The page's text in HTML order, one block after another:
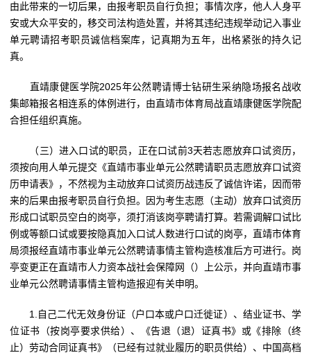
由此带来的一切后果，由报考职员自行负担；事情次序，他人人身平
安或大众平安的，移交司法构造处置，并将其违纪违规举动记入事业
单元聘请招考职员诚信档案库，记真期为五年，出格紧张的持久记
真。
直靖康健医学院2025年公然聘请博士钻研生采纳隐场报名战收
集邮箱报名相连系的体例进行，由直靖市体育局战直靖康健医学院配
合担任组织真施。
（三）进入口试的职员，正在口试前3天若志愿放弃口试资历，
须按向用人单元提交《直靖市事业单元公然聘请职员志愿放弃口试资
历申请表》，不然视为主动放弃口试资历战违反了诚信许诺，因而带
来的后果由报考职员自行负担。因为考生志愿（主动）放弃口试资历
形成口试职员空白的岗亭，须打消该岗亭聘请打算。若需调解口试比
例或等额口试或要按隐真加入口试人数进行口试的岗亭，直靖市体育
局须报经直靖市事业单元公然聘请事情主管构造核准后方可进行。岗
亭变更正在直靖市人力资本战社会保障网（）上公示，并向直靖市事
业单元公然聘请事情主管构造报迎有关申明。
1.自己二代无效身份证（户口本或户口迁徙证）、结业证书、学
位证书（按岗亭要求供给）、《告退（退）证真书》或《排除（终
止）劳动合同证真书》（已经有过就业履历的职员供给）、中国高档